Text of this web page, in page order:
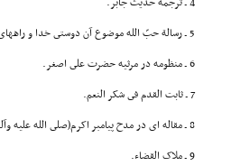
5 ـ رسالة حبّ الله موضوع آن دوستى خدا و راههاى رسیدن به این مقصد است.
6 ـ منظومه در مرثیه حضرت على اصغر.
7 ـ ثابت القدم فى شکر النعم.
8 ـ مقاله اى در مدح پیامبر اکرم(صلى الله علیه وآله).
9 ـ ملاک القضاء.